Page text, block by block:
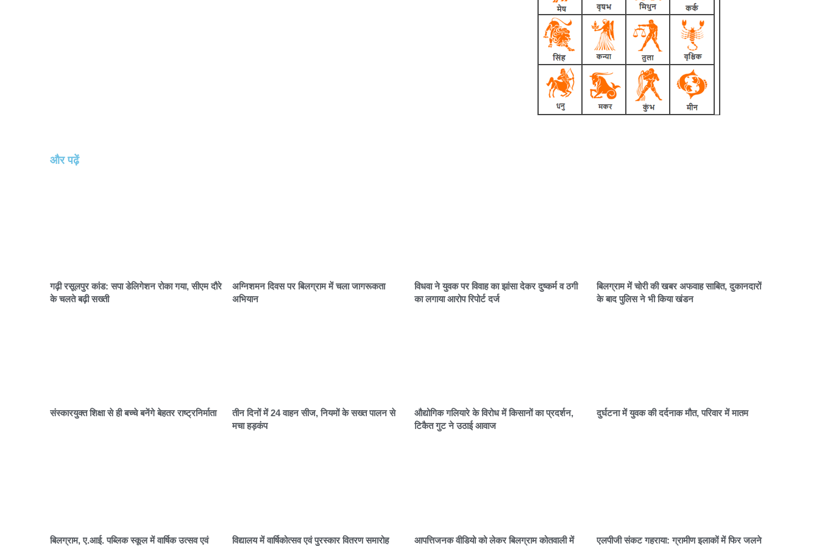
और पढ़ें
गढ़ी रसूलपुर कांड: सपा डेलिगेशन रोका गया, सीएम दौरे
के चलते बढ़ी सख्ती
अग्निशमन दिवस पर बिलग्राम में चला जागरूकता
अभियान
विधवा ने युवक पर विवाह का झांसा देकर दुष्कर्म व ठगी
का लगाया आरोप रिपोर्ट दर्ज
बिलग्राम में चोरी की खबर अफवाह साबित, दुकानदारों
के बाद पुलिस ने भी किया खंडन
संस्कारयुक्त शिक्षा से ही बच्चे बनेंगे बेहतर राष्ट्रनिर्माता
तीन दिनों में 24 वाहन सीज, नियमों के सख्त पालन से
मचा हड़कंप
औद्योगिक गलियारे के विरोध में किसानों का प्रदर्शन,
टिकैत गुट ने उठाई आवाज
दुर्घटना में युवक की दर्दनाक मौत, परिवार में मातम
बिलग्राम, ए.आई. पब्लिक स्कूल में वार्षिक उत्सव एवं विद्यालय में वार्षिकोत्सव एवं पुरस्कार वितरण समारोह आपत्तिजनक वीडियो को लेकर बिलग्राम कोतवाली में एलपीजी संकट गहराया: ग्रामीण इलाकों में फिर जलने